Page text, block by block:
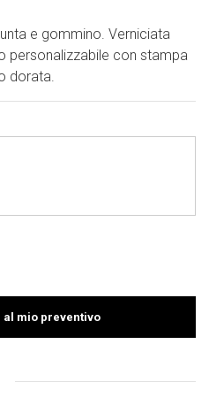
e gommino. Verniciata
personalizzabile con stampa
dorata.
al mio preventivo